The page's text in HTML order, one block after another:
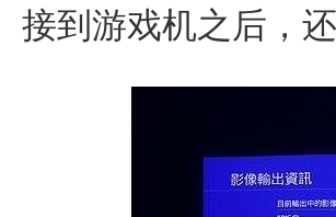
接到游戏机之后，